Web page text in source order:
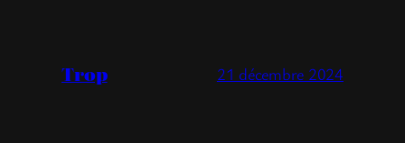
Trop 21 décembre 2024